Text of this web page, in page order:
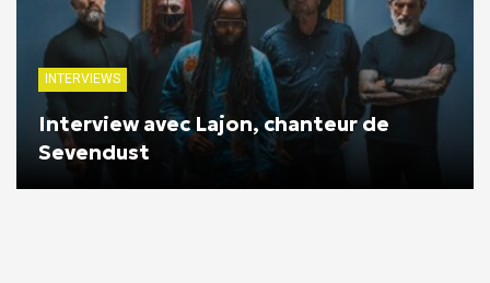
INTERVIEWS
Interview avec Lajon, chanteur de
Sevendust